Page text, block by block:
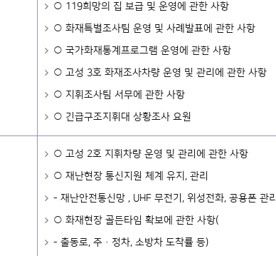
○ 119희망의 집 보급 및 운영에 관한 사항
○ 화재특별조사팀 운영 및 사례발표에 관한 사항
○ 국가화재통계프로그램 운영에 관한 사항
○ 고성 3호 화재조사차량 운영 및 관리에 관한 사항
○ 지휘조사팀 서무에 관한 사항
○ 긴급구조지휘대 상황조사 요원
○ 고성 2호 지휘차량 운영 및 관리에 관한 사항
○ 재난현장 통신지원 체계 유지, 관리
- 재난안전통신망 , UHF 무전기, 위성전화, 공용폰 관리
○ 화재현장 골든타임 확보에 관한 사항(
- 출동로, 주·정차, 소방차 도착률 등)